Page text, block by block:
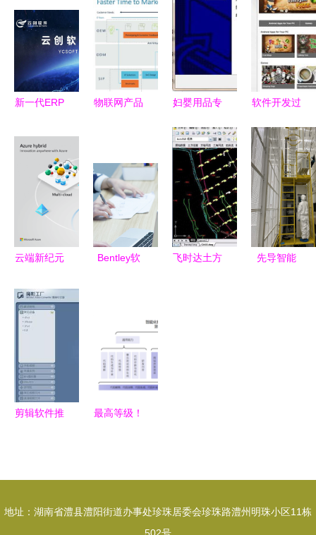
新一代ERP
支持和售后
服务分析
物联网产品
何做到
的?”,
妇婴用品专
统下载v2.0
官方版——
其他行业软
件探析
软件开发过
性软件
云端新纪元
力云原生、
数据和AI重
生态
Bentley软
飞时达土方
先导智能
剪辑软件推
最高等级！
估
地址：湖南省澧县澧阳街道办事处珍珠居委会珍珠路澧州明珠小区11栋